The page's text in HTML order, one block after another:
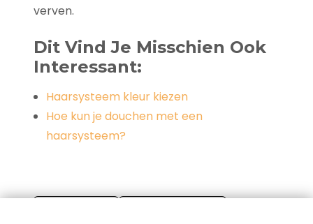
verven.
Dit Vind Je Misschien Ook
Interessant:
Haarsysteem kleur kiezen
Hoe kun je douchen met een
haarsysteem?